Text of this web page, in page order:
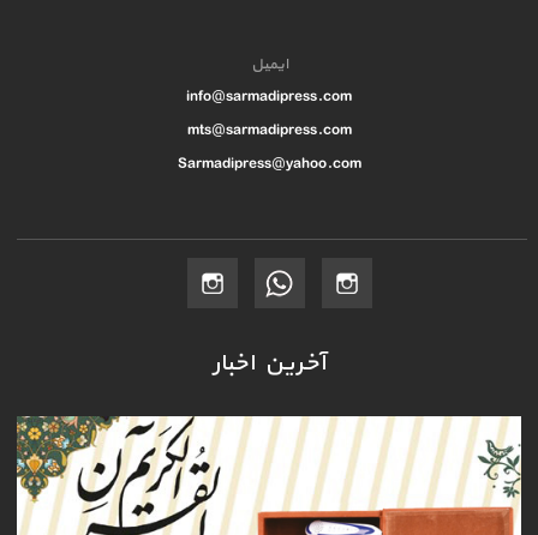
ایمیل
info@sarmadipress.com
mts@sarmadipress.com
Sarmadipress@yahoo.com
آخرین اخبار